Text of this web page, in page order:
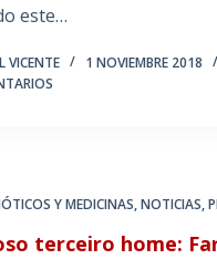
este…
VICENTE 1 NOVIEMBRE 2018
Y MEDICINAS,NOTICIAS,
terceiro home: